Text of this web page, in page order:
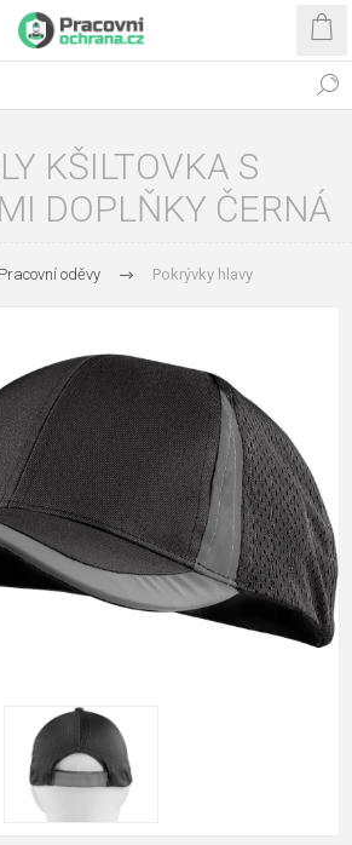
KŠILTOVKA S
DOPLŇKY ČERNÁ
Pracovní oděvy Pokrývky hlavy